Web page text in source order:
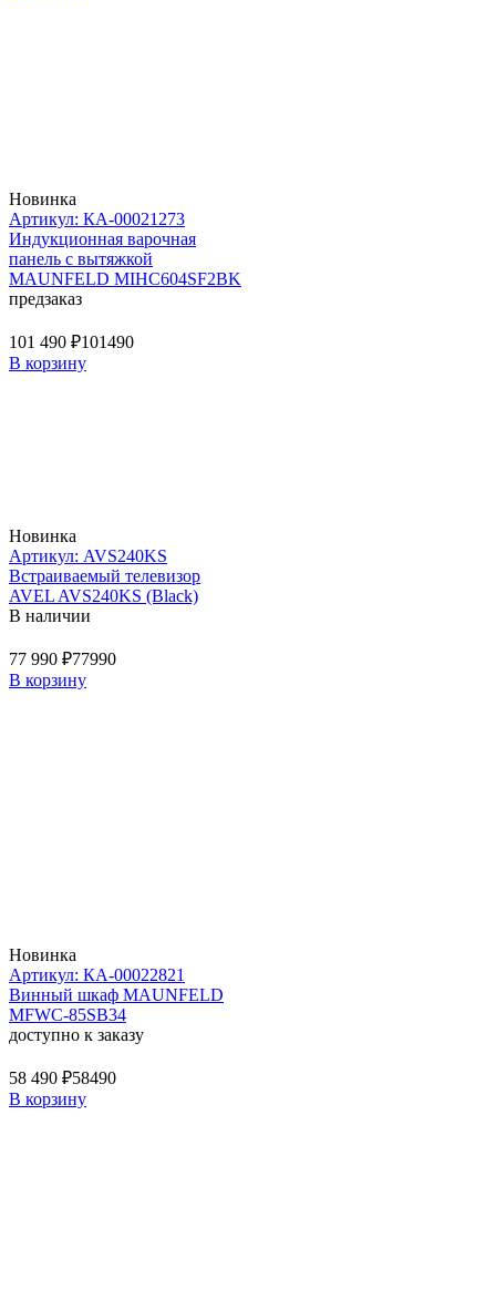
Новинка
Артикул: КА-00021273
Индукционная варочная
панель с вытяжкой
MAUNFELD MIHC604SF2BK
предзаказ
101 490 ₽101490
В корзину
Новинка
Артикул: AVS240KS
Встраиваемый телевизор
AVEL AVS240KS (Black)
В наличии
77 990 ₽77990
В корзину
Новинка
Артикул: КА-00022821
Винный шкаф MAUNFELD
MFWC-85SB34
доступно к заказу
58 490 ₽58490
В корзину